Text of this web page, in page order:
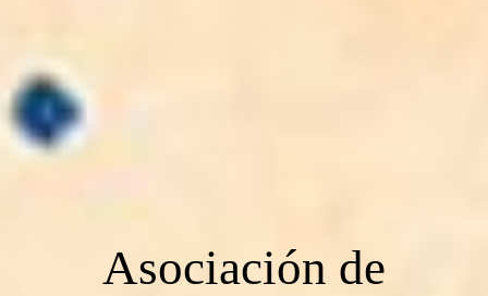
Asociación de